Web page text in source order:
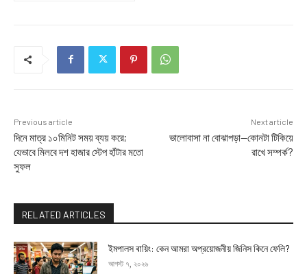
Previous article
দিনে মাত্র ১০মিনিট সময় ব্যয় করে;
যেভাবে মিলবে দশ হাজার স্টেপ হাঁটার মতো
সুফল
Next article
ভালোবাসা না বোঝাপড়া—কোনটা টিকিয়ে
রাখে সম্পর্ক?
RELATED ARTICLES
ইমপালস বায়িং: কেন আমরা অপ্রয়োজনীয় জিনিস কিনে ফেলি?
আগস্ট ৭, ২০২৬